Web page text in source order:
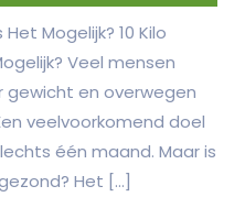
Het Mogelijk? 10 Kilo
Veel mensen
en overwegen
veelvoorkomend doel
één maand. Maar is
Het […]